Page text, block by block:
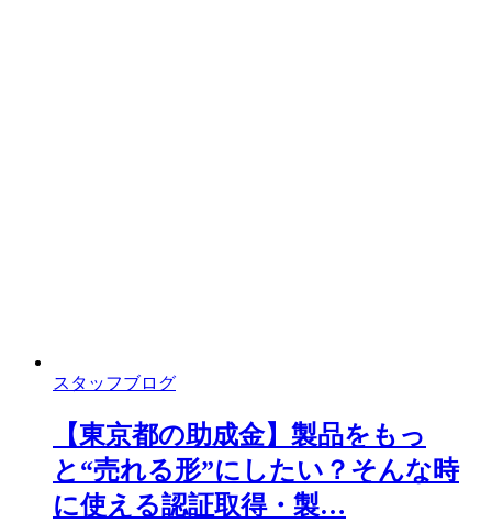
スタッフブログ
【東京都の助成金】製品をもっ
と“売れる形”にしたい？そんな時
に使える認証取得・製…